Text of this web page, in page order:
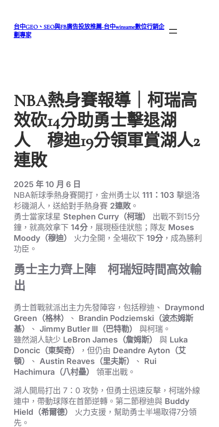
台中GEO、SEO與FB廣告投放推薦-台中winsame數位行銷企
劃專家
NBA熱身賽報導｜柯瑞高
效砍14分助勇士擊退湖
人 穆迪19分領軍賞湖人2
連敗
2025 年 10 月 6 日
NBA新球季熱身賽開打，金州勇士以 111：103 擊退洛
杉磯湖人，送給對手熱身賽 2連敗。
勇士當家球星 Stephen Curry（柯瑞）
出戰不到15分
鐘，就高效拿下 14分，展現極佳狀態；隊友 Moses
Moody（穆迪）
火力全開，全場砍下 19分，成為勝利
功臣。
勇士主力齊上陣 柯瑞短時間高效輸
出
勇士首戰就派出主力先發陣容，包括穆迪、 Draymond
Green（格林）
、 Brandin Podziemski（波杰姆斯
基）
、 Jimmy Butler III（巴特勒）
與柯瑞。
雖然湖人缺少 LeBron James（詹姆斯） 與 Luka
Doncic（東契奇）
，但仍由 Deandre Ayton（艾
頓）
、 Austin Reaves（里夫斯） 、 Rui
Hachimura（八村壘）
領軍出戰。
湖人開局打出 7：0 攻勢，但勇士迅速反擊，柯瑞外線
連中，帶動球隊在首節逆轉。第二節穆迪與 Buddy
Hield（希爾德）
火力支援，幫助勇士半場取得7分領
先。